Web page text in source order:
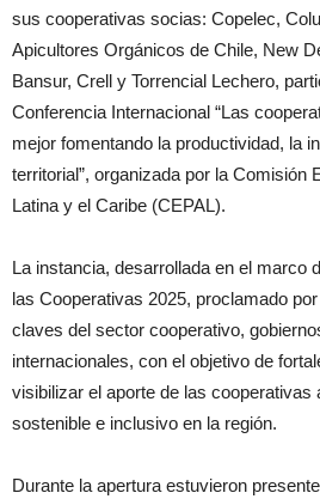
sus cooperativas socias: Copelec,
Apicultores Orgánicos de Chile, New
Bansur, Crell y Torrencial Lechero,
Conferencia Internacional “Las
mejor fomentando la productividad, la
territorial”, organizada por la Comisión
Latina y el Caribe (CEPAL).
La instancia, desarrollada en el marco
las Cooperativas 2025, proclamado
claves del sector cooperativo,
internacionales, con el objetivo de
visibilizar el aporte de las cooperativas
sostenible e inclusivo en la región.
Durante la apertura estuvieron